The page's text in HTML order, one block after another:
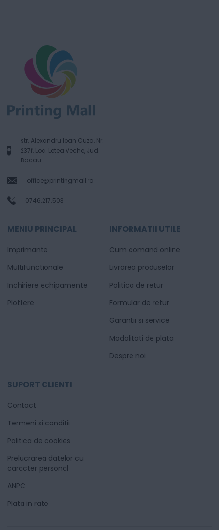
str. Alexandru Ioan Cuza, Nr.
237f, Loc. Letea Veche, Jud.
Bacau
office@printingmall.ro
0746.217.503
MENIU PRINCIPAL
Imprimante
Multifunctionale
Inchiriere echipamente
Plottere
INFORMATII UTILE
Cum comand online
Livrarea produselor
Politica de retur
Formular de retur
Garantii si service
Modalitati de plata
Despre noi
SUPORT CLIENTI
Contact
Termeni si conditii
Politica de cookies
Prelucrarea datelor cu
caracter personal
ANPC
Plata in rate